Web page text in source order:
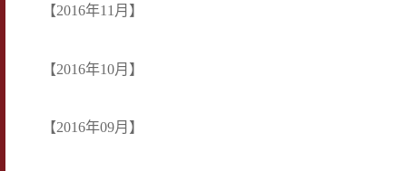
【2016年11月】
【2016年10月】
【2016年09月】